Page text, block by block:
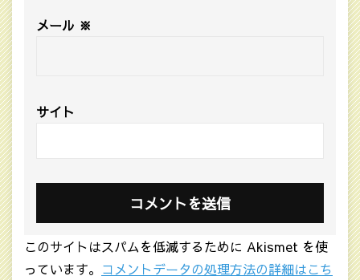
メール ※
サイト
このサイトはスパムを低減するために Akismet を使
っています。 コメントデータの処理方法の詳細はこち